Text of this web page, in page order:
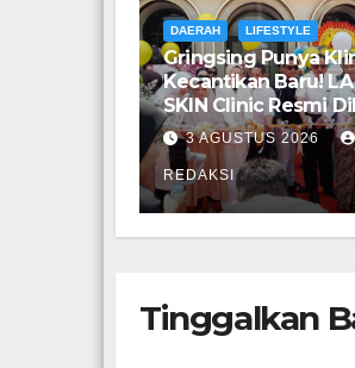
DAERAH LIFESTYLE
Gringsing Punya
Kecantikan Baru! LA
SKIN Clinic Resmi
3 AGUSTUS 2026
REDAKSI
Tinggalkan